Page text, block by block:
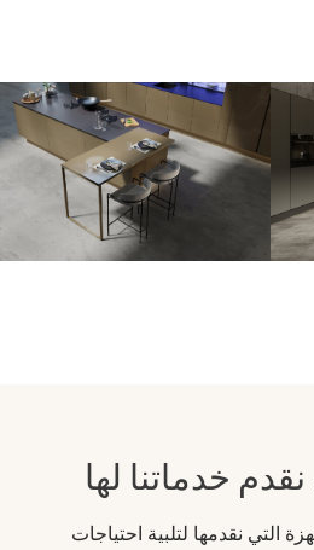
خدماتنا لها
التي نقدمها لتلبية احتياجات